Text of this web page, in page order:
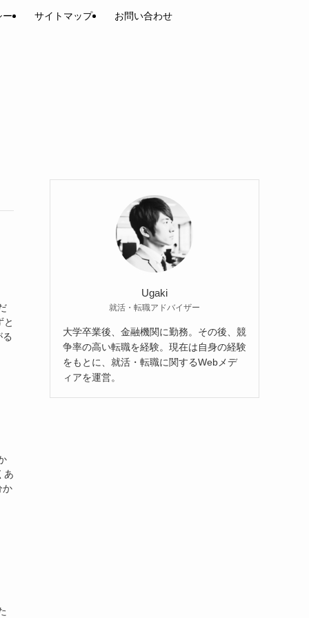
ー サイトマップ お問い合わせ
と
あ
か
Ugaki
就活・転職アドバイザー
大学卒業後、金融機関に勤務。その後、競
争率の高い転職を経験。現在は自身の経験
をもとに、就活・転職に関するWebメデ
ィアを運営。